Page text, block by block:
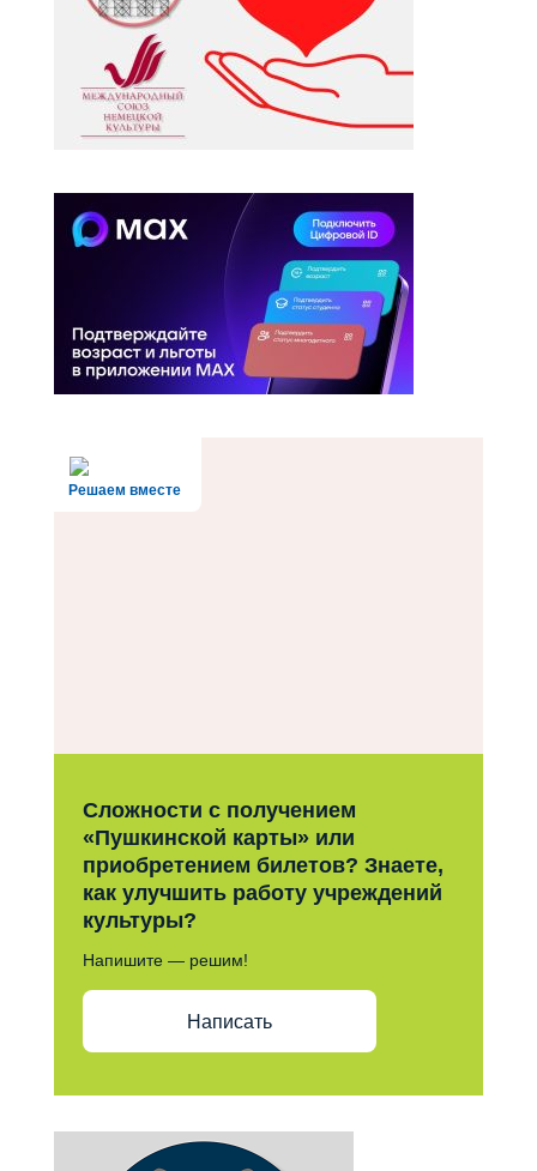
Решаем вместе
Сложности с получением
«Пушкинской карты» или
приобретением билетов? Знаете,
как улучшить работу учреждений
культуры?
Напишите — решим!
Написать